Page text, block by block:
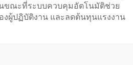
ขณะที่ระบบควบคุมอัตโนมัติช่วย
งผู้ปฏิบัติงาน และลดต้นทุนแรงงาน